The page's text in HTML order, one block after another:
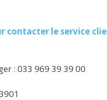
contacter le service
: 033 969 39 39 00